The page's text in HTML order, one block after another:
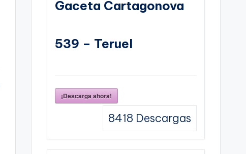
Gaceta Cartagonova
539 – Teruel
¡Descarga ahora!
8418 Descargas